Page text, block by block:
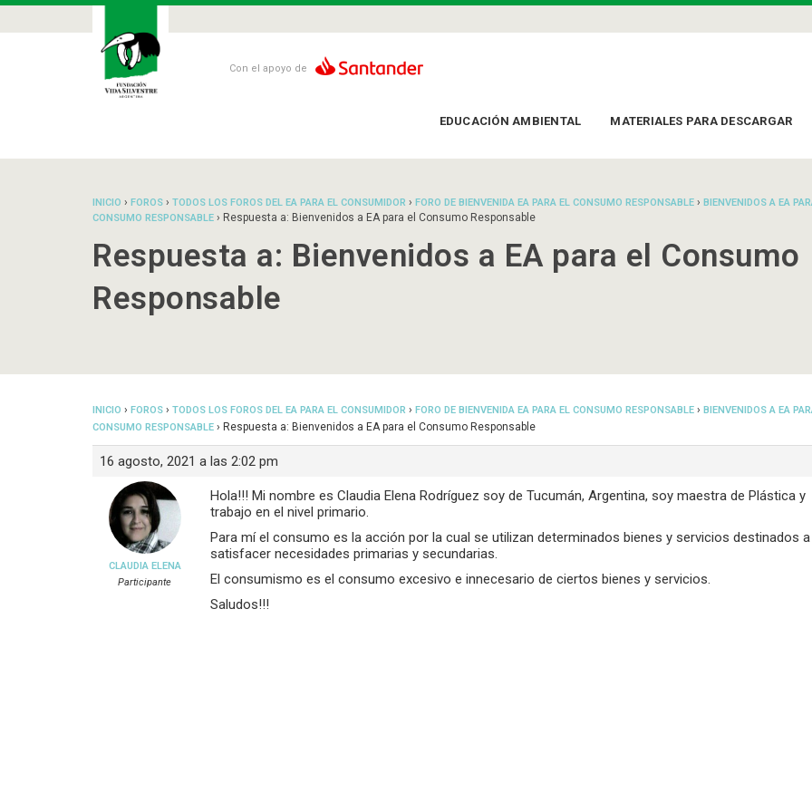
Con el apoyo de
EDUCACIÓN AMBIENTAL MATERIALES PARA DESCARGAR
INICIO › FOROS › TODOS LOS FOROS DEL EA PARA EL CONSUMIDOR › FORO DE BIENVENIDA EA PARA EL CONSUMO RESPONSABLE › BIENVENIDOS A EA
CONSUMO RESPONSABLE › Respuesta a: Bienvenidos a EA para el Consumo Responsable
Respuesta a: Bienvenidos a EA para el Consumo
Responsable
INICIO › FOROS › TODOS LOS FOROS DEL EA PARA EL CONSUMIDOR › FORO DE BIENVENIDA EA PARA EL CONSUMO RESPONSABLE › BIENVENIDOS A EA
CONSUMO RESPONSABLE › Respuesta a: Bienvenidos a EA para el Consumo Responsable
16 agosto, 2021 a las 2:02 pm
CLAUDIA ELENA
Participante
Hola!!! Mi nombre es Claudia Elena Rodríguez soy de Tucumán, Argentina, soy maestra de Plástica y
trabajo en el nivel primario.
Para mí el consumo es la acción por la cual se utilizan determinados bienes y servicios destinados a
satisfacer necesidades primarias y secundarias.
El consumismo es el consumo excesivo e innecesario de ciertos bienes y servicios.
Saludos!!!